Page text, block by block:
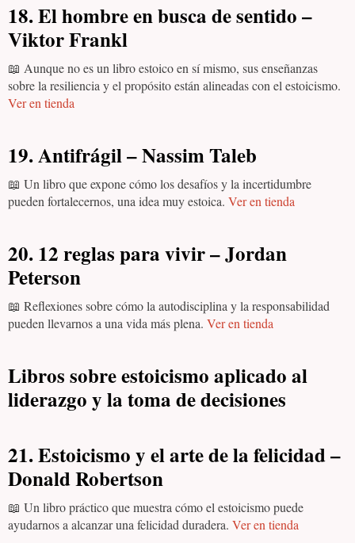
18. El hombre en busca de sentido –
Viktor Frankl
📖 Aunque no es un libro estoico en sí mismo, sus enseñanzas
sobre la resiliencia y el propósito están alineadas con el estoicismo.
Ver en tienda
19. Antifrágil – Nassim Taleb
📖 Un libro que expone cómo los desafíos y la incertidumbre
pueden fortalecernos, una idea muy estoica. Ver en tienda
20. 12 reglas para vivir – Jordan
Peterson
📖 Reflexiones sobre cómo la autodisciplina y la responsabilidad
pueden llevarnos a una vida más plena. Ver en tienda
Libros sobre estoicismo aplicado al
liderazgo y la toma de decisiones
21. Estoicismo y el arte de la felicidad –
Donald Robertson
📖 Un libro práctico que muestra cómo el estoicismo puede
ayudarnos a alcanzar una felicidad duradera. Ver en tienda